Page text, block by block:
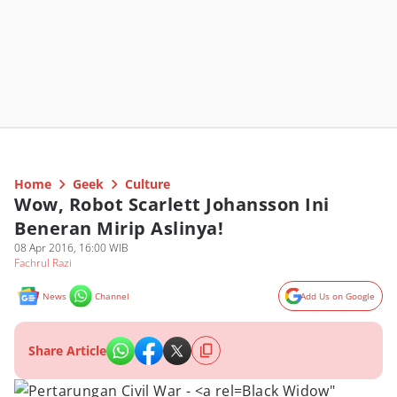
Home Geek Culture
Wow, Robot Scarlett Johansson Ini
Beneran Mirip Aslinya!
08 Apr 2016, 16:00 WIB
Fachrul Razi
News Channel Add Us on Google
Share Article
Black Widow"